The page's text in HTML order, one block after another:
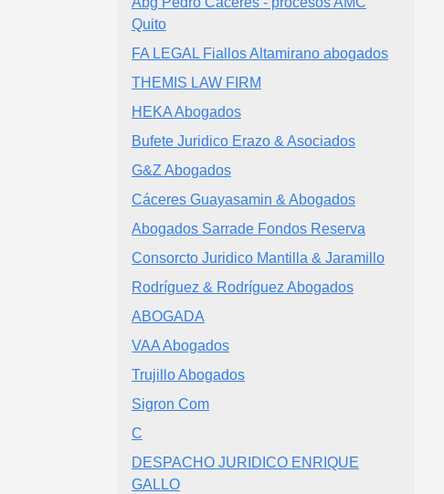
Quito
FA LEGAL Fiallos Altamirano abogados
THEMIS LAW FIRM
HEKA Abogados
Bufete Juridico Erazo & Asociados
G&Z Abogados
Cáceres Guayasamin & Abogados
Abogados Sarrade Fondos Reserva
Consorcto Juridico Mantilla & Jaramillo
Rodríguez & Rodríguez Abogados
ABOGADA
VAA Abogados
Trujillo Abogados
Sigron Com
C
DESPACHO JURIDICO ENRIQUE
GALLO